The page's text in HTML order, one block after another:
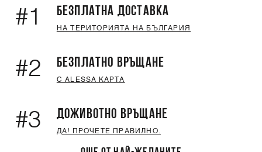
#1 БЕЗПЛАТНА ДОСТАВКА
НА ТЕРИТОРИЯТА НА БЪЛГАРИЯ
#2 БЕЗПЛАТНО ВРЪЩАНЕ
С ALESSA КАРТА
#3 ДОЖИВОТНО ВРЪЩАНЕ
ДА! ПРОЧЕТЕ ПРАВИЛНО.